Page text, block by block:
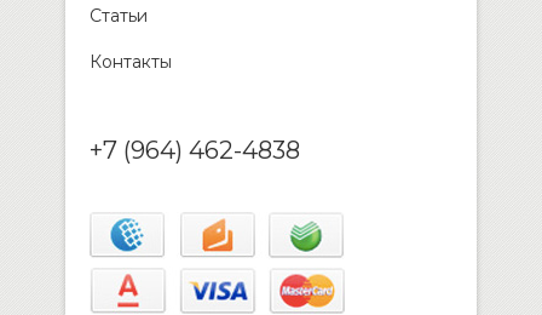
Статьи
Контакты
+7 (964) 462-4838